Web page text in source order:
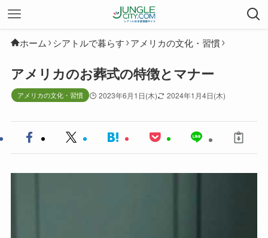
ホーム シアトルで暮らす アメリカの文化・習慣
アメリカのお葬式の特徴とマナー
アメリカの文化・習慣 2023年6月1日(木) 2024年1月4日(木)